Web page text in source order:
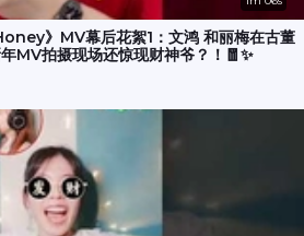
》MV幕后花絮1：文鸿 和丽梅在古董
MV拍摄现场还惊现财神爷？！🧧✨